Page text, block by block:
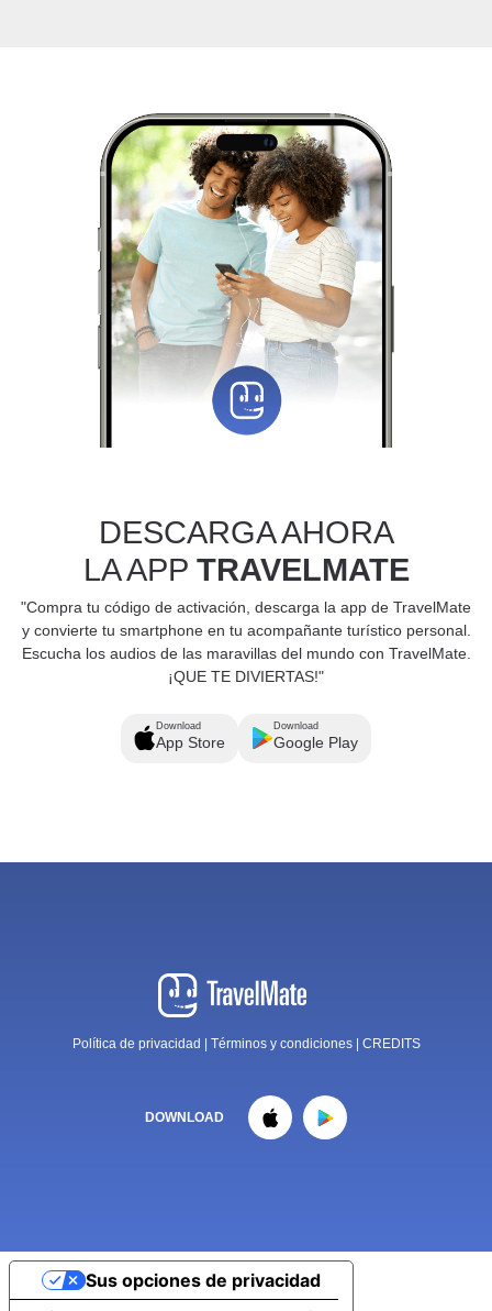
DESCARGA AHORA
LA APP TRAVELMATE
"Compra tu código de activación, descarga la app de TravelMate
y convierte tu smartphone en tu acompañante turístico personal.
Escucha los audios de las maravillas del mundo con TravelMate.
¡QUE TE DIVIERTAS!"
Download
App Store
Download
Google Play
Política de privacidad Términos y condiciones CREDITS
DOWNLOAD
Sus opciones de privacidad